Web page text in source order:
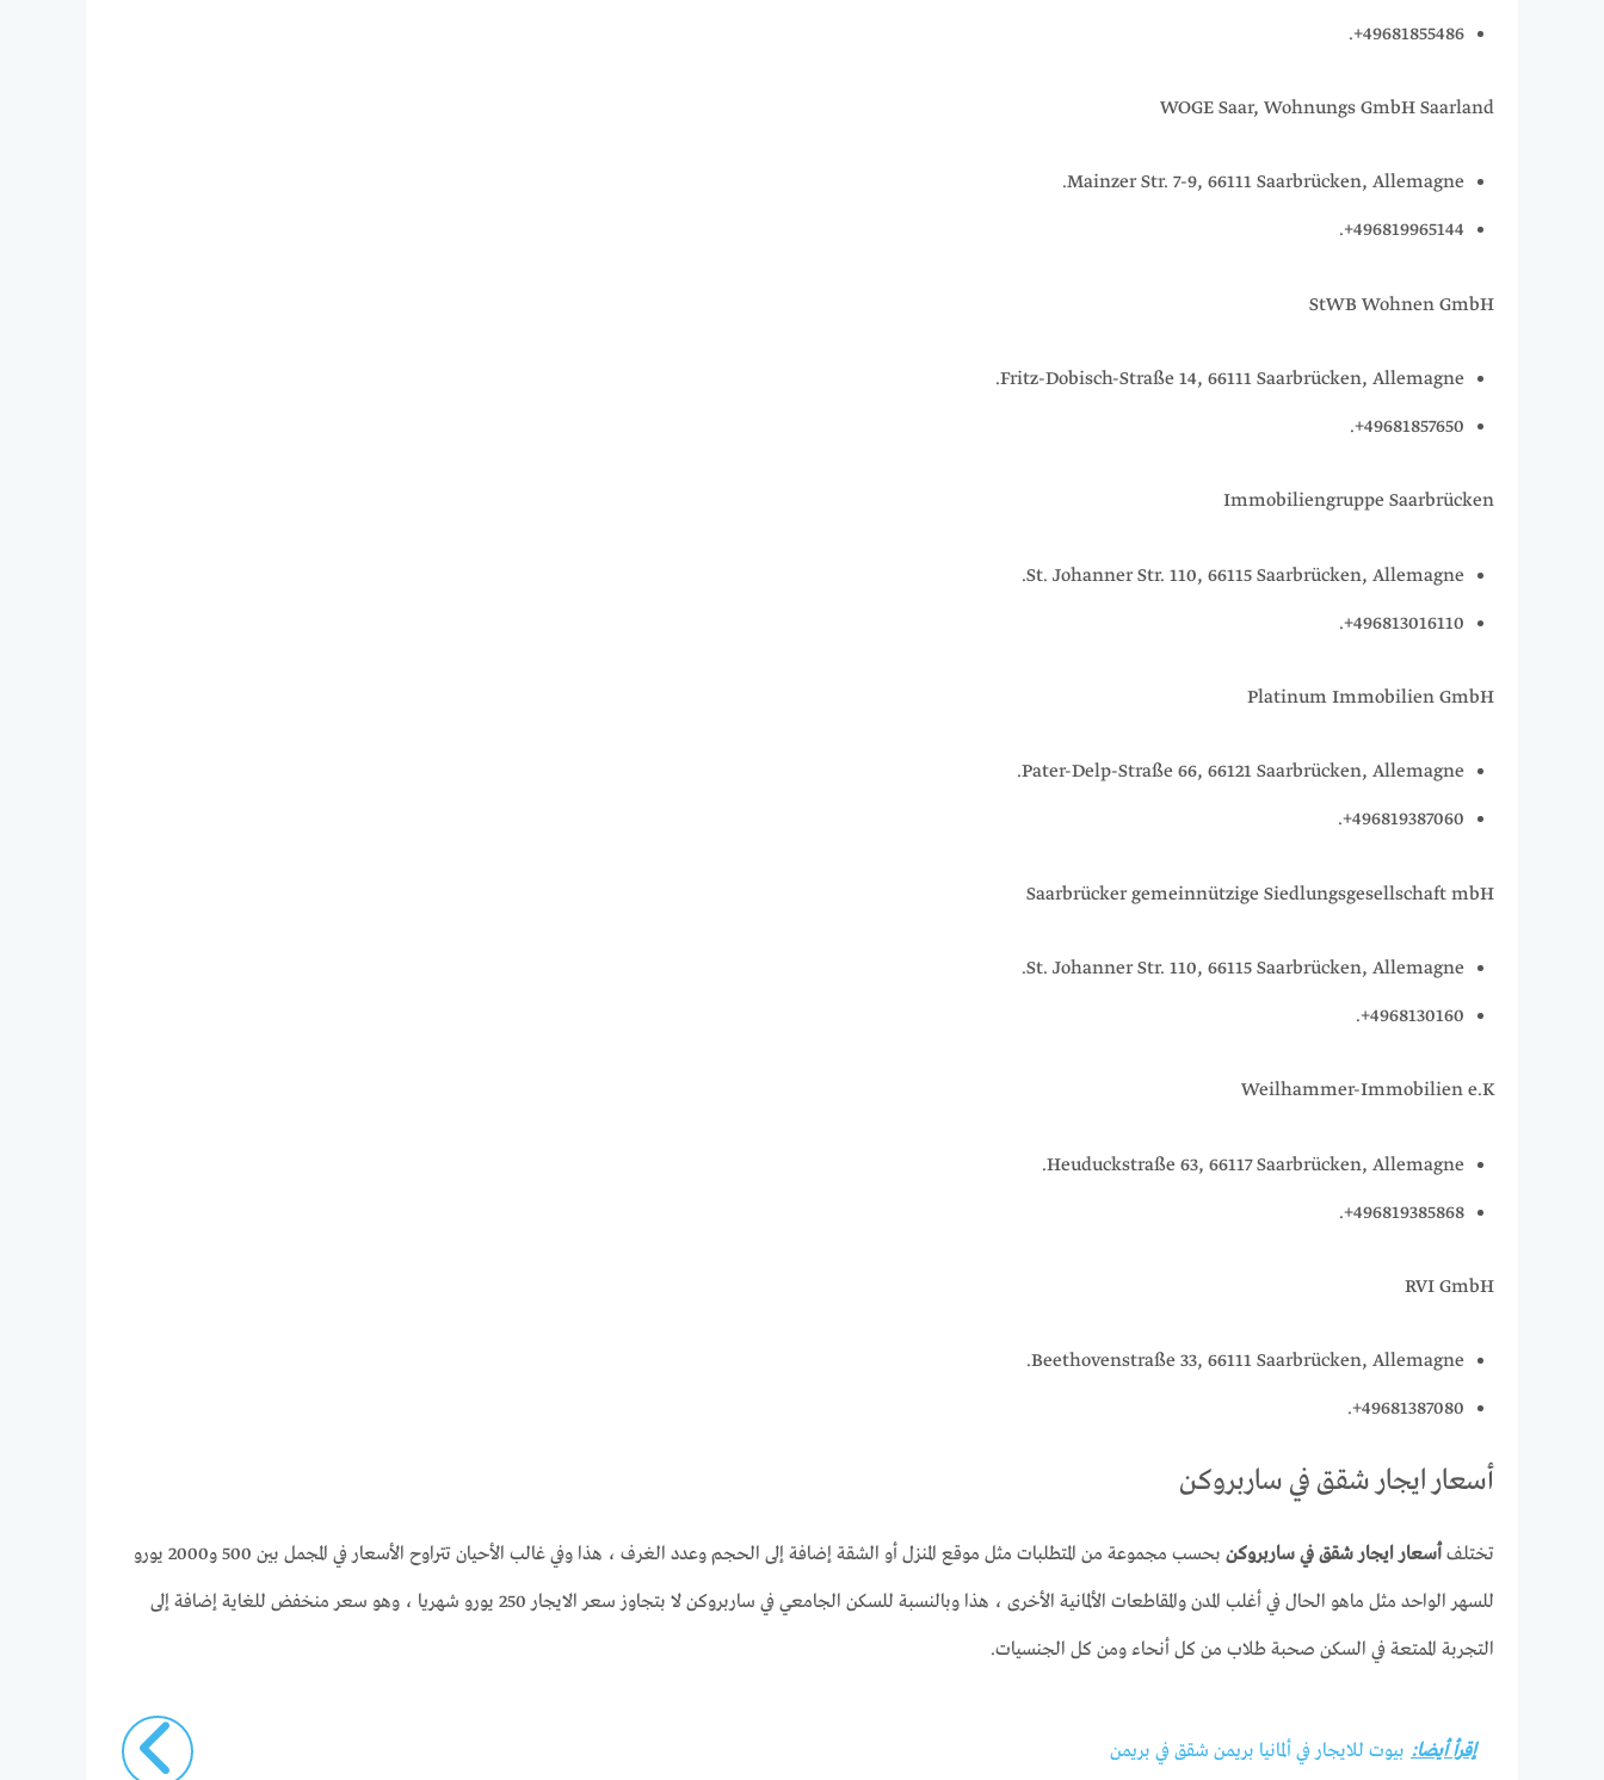
49681855486+.
WOGE Saar, Wohnungs GmbH Saarland
Mainzer Str. 7-9, 66111 Saarbrücken, Allemagne.
496819965144+.
StWB Wohnen GmbH
Fritz-Dobisch-Straße 14, 66111 Saarbrücken, Allemagne.
49681857650+.
Immobiliengruppe Saarbrücken
St. Johanner Str. 110, 66115 Saarbrücken, Allemagne.
496813016110+.
Platinum Immobilien GmbH
Pater-Delp-Straße 66, 66121 Saarbrücken, Allemagne.
496819387060+.
Saarbrücker gemeinnützige Siedlungsgesellschaft mbH
St. Johanner Str. 110, 66115 Saarbrücken, Allemagne.
4968130160+.
Weilhammer-Immobilien e.K
Heuduckstraße 63, 66117 Saarbrücken, Allemagne.
496819385868+.
RVI GmbH
Beethovenstraße 33, 66111 Saarbrücken, Allemagne.
49681387080+.
أسعار ايجار شقق في ساربروكن
تختلف أسعار ايجار شقق في ساربروكن
بحسب مجموعة من المتطلبات مثل موقع المنزل أو الشقة إضافة إلى الحجم وعدد الغرف ، هذا وفي غالب الأحيان تتراوح الأسعار في المجمل بين 500 و2000 يورو
للسهر الواحد مثل ماهو الحال في أغلب المدن والمقاطعات الألمانية الأخرى ، هذا وبالنسبة للسكن الجامعي في ساربروكن لا بتجاوز سعر الايجار 250 يورو شهريا ، وهو سعر منخفض للغاية إضافة إلى
التجربة الممتعة في السكن صحبة طلاب من كل أنحاء ومن كل الجنسيات.
إقرأ أيضا: بيوت للايجار في ألمانيا بريمن شقق في بريمن